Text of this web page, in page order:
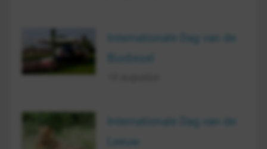
Internationale Dag van de
Internationale Dag van de